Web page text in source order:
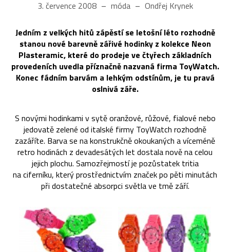
3. července 2008 móda Ondřej Krynek
Jedním z velkých hitů zápěstí se letošní léto rozhodně
stanou nové barevně zářivé hodinky z kolekce Neon
Plasteramic, které do prodeje ve čtyřech základních
provedeních uvedla příznačně nazvaná firma ToyWatch.
Konec fádním barvám a lehkým odstínům, je tu pravá
oslnivá záře.
S novými hodinkami v sytě oranžové, růžové, fialové nebo
jedovatě zelené od italské firmy ToyWatch rozhodně
zazáříte. Barva se na konstrukčně okoukaných a víceméně
retro hodinách z devadesátých let dostala nově na celou
jejich plochu. Samozřejmostí je pozůstatek tritia
na ciferníku, který prostřednictvím značek po pěti minutách
při dostatečné absorpci světla ve tmě září.